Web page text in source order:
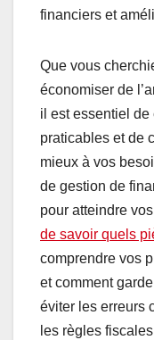
financiers et
Que vous
économiser de
il est essentiel
praticables et de
mieux à vos
de gestion de
pour atteindre
de savoir quels
comprendre vos
et comment
éviter les erreurs
les règles